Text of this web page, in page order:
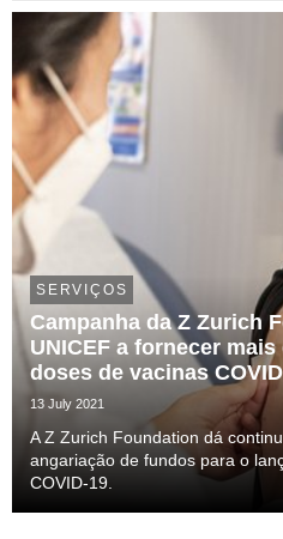
entre 2021 e 2022. Esta
SERVIÇOS
Campanha da Z Zurich
UNICEF a fornecer
doses de vacinas
vulneráveis
13 July 2021
A Z Zurich Foundation dá
angariação de fundos para o
COVID-19.